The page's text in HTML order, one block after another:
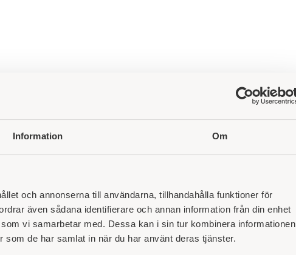
Information Om
och annonserna till användarna, tillhandahålla funktioner för
även sådana identifierare och annan information från din enhet
vi samarbetar med. Dessa kan i sin tur kombinera informationen
de har samlat in när du har använt deras tjänster.